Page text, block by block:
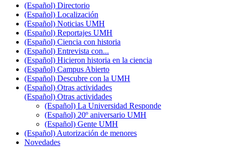
(Español) Directorio
(Español) Localización
(Español) Noticias UMH
(Español) Reportajes UMH
(Español) Ciencia con historia
(Español) Entrevista con...
(Español) Hicieron historia en la ciencia
(Español) Campus Abierto
(Español) Descubre con la UMH
(Español) Otras actividades
(Español) Otras actividades
(Español) La Universidad Responde
(Español) 20º aniversario UMH
(Español) Gente UMH
(Español) Autorización de menores
Novedades